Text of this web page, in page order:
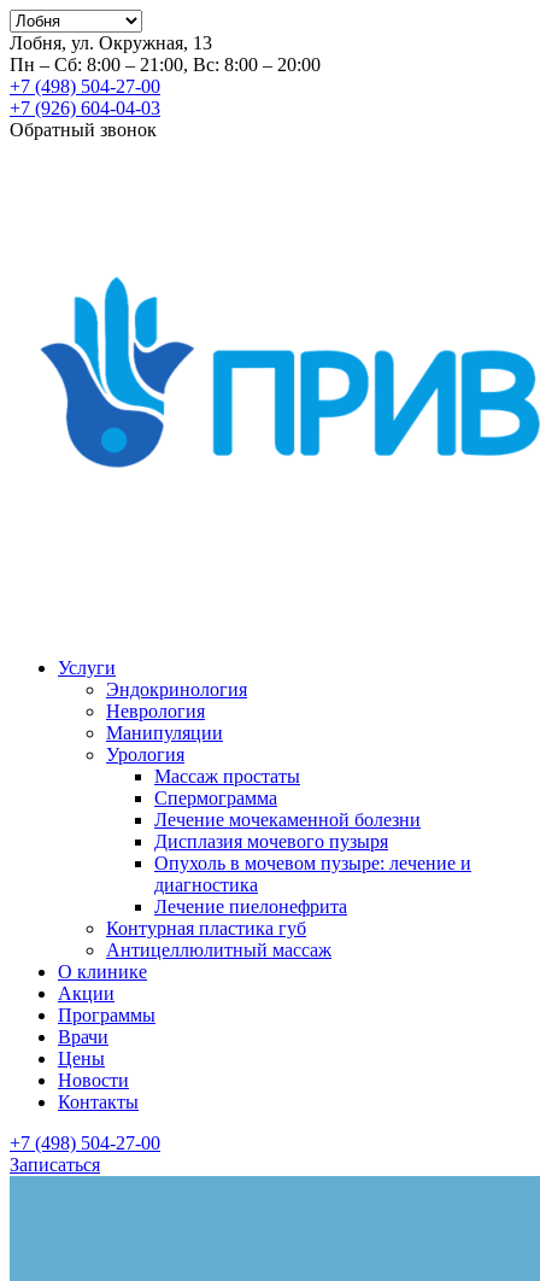
Лобня, ул. Окружная, 13
Пн – Сб: 8:00 – 21:00, Вс: 8:00 – 20:00
+7 (498) 504-27-00
+7 (926) 604-04-03
Обратный звонок
Услуги
Эндокринология
Неврология
Манипуляции
Урология
Массаж простаты
Спермограмма
Лечение мочекаменной болезни
Дисплазия мочевого пузыря
Опухоль в мочевом пузыре: лечение и
диагностика
Лечение пиелонефрита
Контурная пластика губ
Антицеллюлитный массаж
О клинике
Акции
Программы
Врачи
Цены
Новости
Контакты
+7 (498) 504-27-00
Записаться